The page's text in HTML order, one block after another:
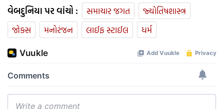
વેબદુનિયા પર વાંચો : સમાચાર જગત
જ્યોતિષશાસ્ત્ર
જોક્સ
મનોરંજન લાઈફ સ્ટાઈલ ધર્મ